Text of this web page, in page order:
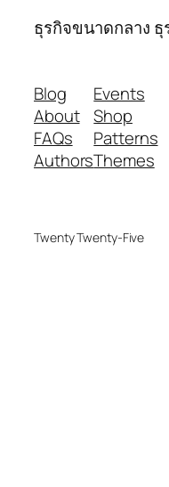
ธุรกิจขนาดกลาง
Blog
About
FAQs
Authors
Events
Shop
Patterns
Themes
Twenty Twenty-Five